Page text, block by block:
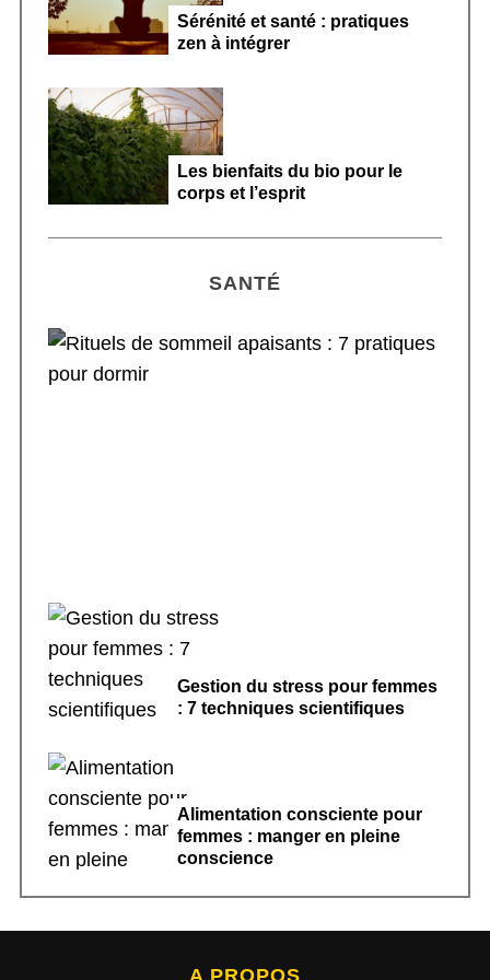
Sérénité et santé : pratiques
zen à intégrer
Les bienfaits du bio pour le
corps et l’esprit
SANTÉ
Gestion du stress pour femmes
: 7 techniques scientifiques
Alimentation consciente pour
femmes : manger en pleine
conscience